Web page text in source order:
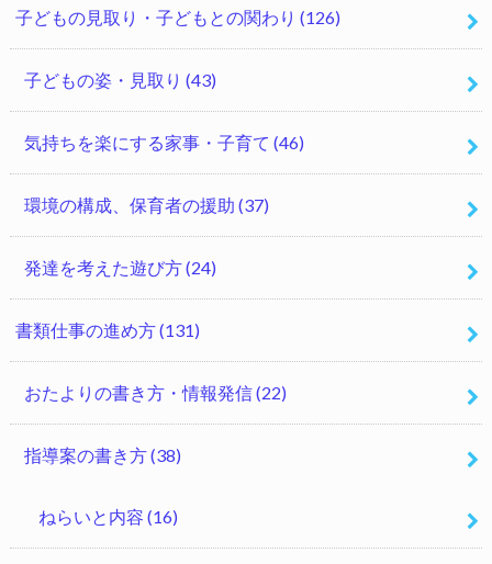
子どもの見取り・子どもとの関わり (126)
子どもの姿・見取り (43)
気持ちを楽にする家事・子育て (46)
環境の構成、保育者の援助 (37)
発達を考えた遊び方(24)
書類仕事の進め方(131)
おたよりの書き方・情報発信(22)
指導案の書き方(38)
ねらいと内容 (16)